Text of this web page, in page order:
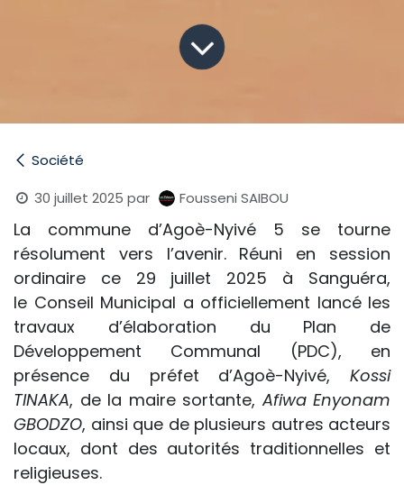
Société
30 juillet 2025 par Fousseni SAIBOU
La commune d’Agoè-Nyivé 5 se tourne
résolument vers l’avenir. Réuni en session
ordinaire ce 29 juillet 2025 à Sanguéra,
le Conseil Municipal a officiellement lancé les
travaux d’élaboration du Plan de
Développement Communal (PDC), en
présence du préfet d’Agoè-Nyivé, Kossi
TINAKA, de la maire sortante, Afiwa Enyonam
GBODZO, ainsi que de plusieurs autres acteurs
locaux, dont des autorités traditionnelles et
religieuses.